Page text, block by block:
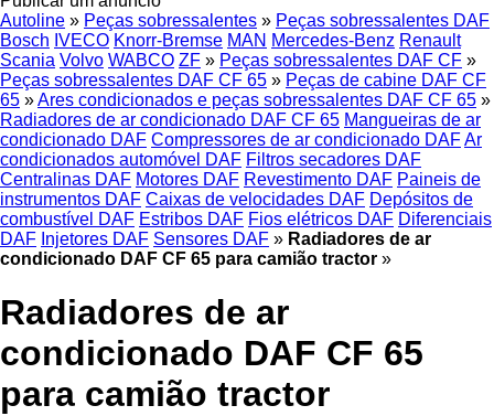
Autoline » Peças sobressalentes » Peças sobressalentes DAF
Bosch IVECO Knorr-Bremse MAN Mercedes-Benz Renault
Scania Volvo WABCO ZF » Peças sobressalentes DAF CF »
Peças sobressalentes DAF CF 65 » Peças de cabine DAF CF
65 »Ares condicionados e peças sobressalentes DAF CF 65 »
Radiadores de ar condicionado DAF CF 65 Mangueiras de ar
condicionado DAF Compressores de ar condicionado DAFAr
condicionados automóvel DAF Filtros secadores DAF
Centralinas DAF Motores DAF Revestimento DAF Paineis de
instrumentos DAF Caixas de velocidades DAF Depósitos de
combustível DAF Estribos DAF Fios elétricos DAF Diferenciais
DAF Injetores DAF Sensores DAF » Radiadores de ar
condicionado DAF CF 65 para camião tractor »
Radiadores de ar
condicionado DAF CF 65
para camião tractor